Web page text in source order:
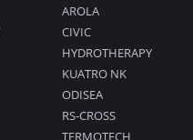
AROLA
CIVIC
HYDROTHERAPY
KUATRO NK
ODISEA
RS-CROSS